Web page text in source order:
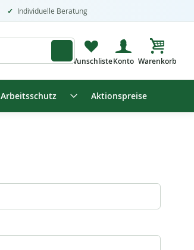
Individuelle Beratung
Mein
Arbeitsschutz Aktionspreise